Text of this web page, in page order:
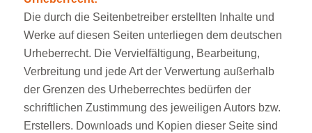
Die durch die Seitenbetreiber erstellten Inhalte und
Werke auf diesen Seiten unterliegen dem deutschen
Urheberrecht. Die Vervielfältigung, Bearbeitung,
Verbreitung und jede Art der Verwertung außerhalb
der Grenzen des Urheberrechtes bedürfen der
schriftlichen Zustimmung des jeweiligen Autors bzw.
Erstellers. Downloads und Kopien dieser Seite sind